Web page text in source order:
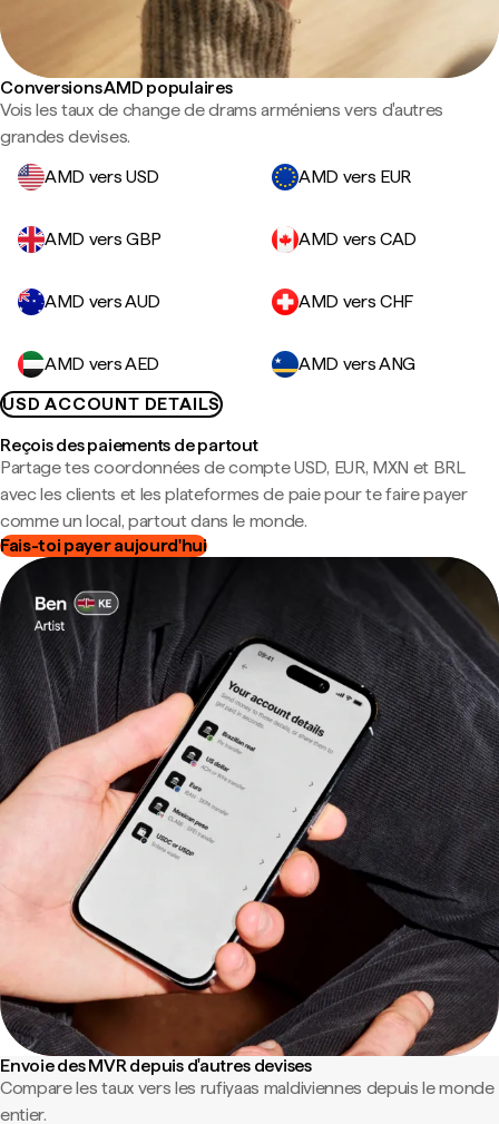
Conversions AMD populaires
Vois les taux de change de drams arméniens vers d'autres
grandes devises.
AMD vers USD
AMD vers EUR
AMD vers GBP AMD vers CAD
AMD vers AUD AMD vers CHF
AMD vers AED
AMD vers ANG
USD ACCOUNT DETAILS
Reçois des paiements de partout
Partage tes coordonnées de compte USD, EUR, MXN et BRL
avec les clients et les plateformes de paie pour te faire payer
comme un local, partout dans le monde.
Fais-toi payer aujourd'hui
Envoie des MVR depuis d'autres devises
Compare les taux vers les rufiyaas maldiviennes depuis le monde
entier.